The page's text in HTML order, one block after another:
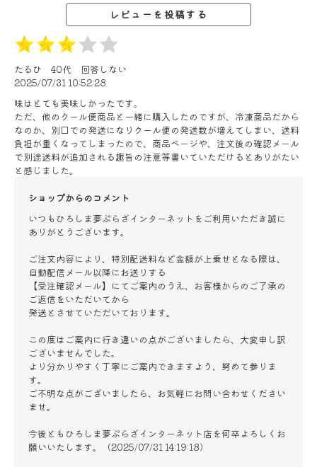
レビューを投稿する
たるひ 40代
回答しない
2025/07/31 10:52:28
味はとても美味しかったです。
ただ、他のクール便商品と一緒に購入したのですが、冷凍商品だから
なのか、別口での発送になりクール便の発送数が増えてしまい、送料
負担が重くなってしまったので、商品ページや、注文後の確認メール
で別途送料が追加される趣旨の注意等書いていただけるとありがたい
と感じました。
ショップからのコメント
いつもひろしま夢ぷらざインターネットをご利用いただき誠に
ありがとうございます。
ご注文内容により、特別配送料など金額が上乗せとなる際は、
自動配信メール以降にお送りする
【受注確認メール】にてご案内のうえ、お客様からのご了承の
ご返信をいただいてから
発送とさせていただいております。
この度はご案内に行き違いの点がございましたら、大変申し訳
ございませんでした。
より分かりやすく丁寧にご案内できますよう、努めて参りま
す。
ご不明な点がございましたら、お気軽にお問い合わせください
ませ。
今後ともひろしま夢ぷらざインターネット店を何卒よろしくお
願いいたします。（2025/07/31 14:19:18）